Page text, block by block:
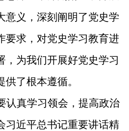
意义，深刻阐明了党史学
要求，对党史学习教育进
，为我们开展好党史学习
了根本遵循。
认真学习领会，提高政治
习近平总书记重要讲话精